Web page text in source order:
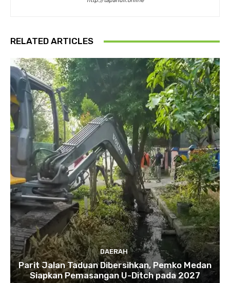
RELATED ARTICLES
DAERAH
Parit Jalan Taduan Dibersihkan, Pemko Medan
Siapkan Pemasangan U-Ditch pada 2027